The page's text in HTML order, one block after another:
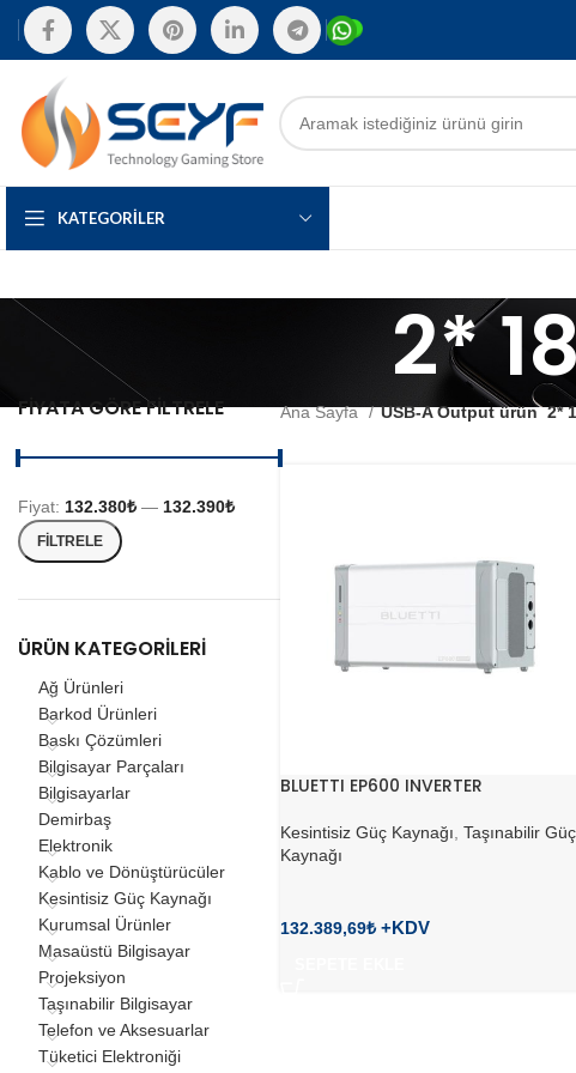
KATEGORILER
2*
FIYATA GÖRE FILTRELE
FILTRELE
Fiyat: 132.380₺ — 132.390₺
ÜRÜN KATEGORILERI
Ağ Ürünleri
Barkod Ürünleri
Baskı Çözümleri
Bilgisayar Parçaları
Bilgisayarlar
Demirbaş
Elektronik
Kablo ve Dönüştürücüler
Kesintisiz Güç Kaynağı
Kurumsal Ürünler
Masaüstü Bilgisayar
Projeksiyon
Taşınabilir Bilgisayar
Telefon ve Aksesuarlar
Tüketici Elektroniği
Ana Sayfa USB-A Output ürün 2*
BLUETTI EP600 INVERTER
Kesintisiz Güç Kaynağı Taşınabilir Güç
Kaynağı
132.389,69₺